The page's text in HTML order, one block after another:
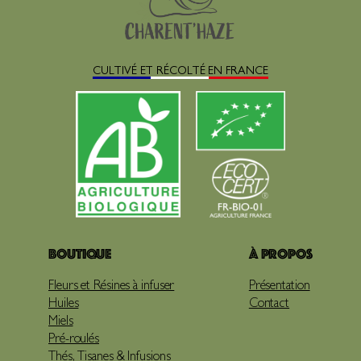
CULTIVÉ ET RÉCOLTÉ EN FRANCE
Boutique
Fleurs et Résines à infuser
Huiles
Miels
Pré-roulés
Thés, Tisanes & Infusions
À propos
Présentation
Contact